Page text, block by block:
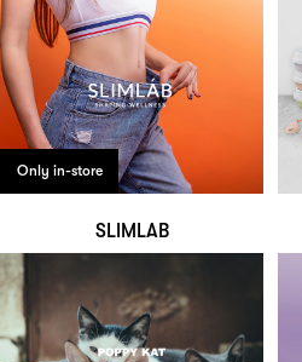
Only in-store
SLIMLAB